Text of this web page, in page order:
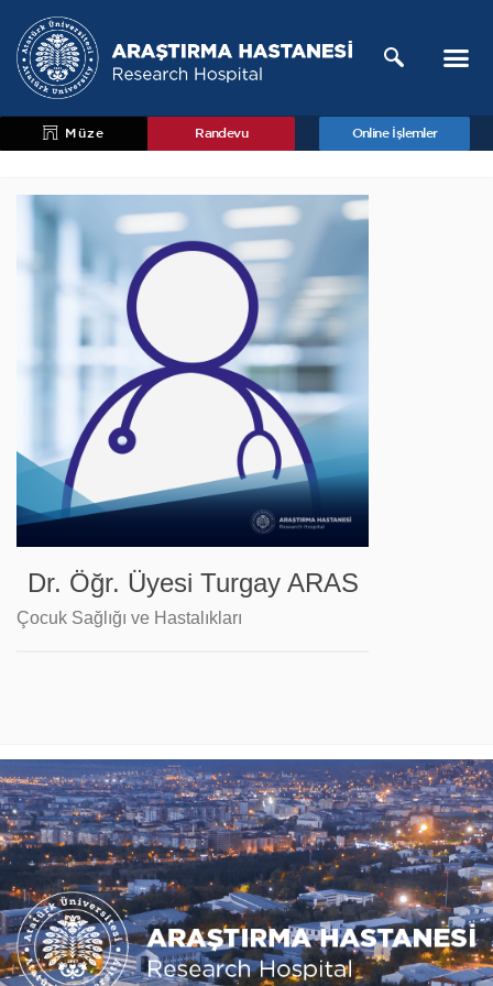
Müze Randevu Online İşlemler
Dr. Öğr. Üyesi Turgay ARAS
Çocuk Sağlığı ve Hastalıkları